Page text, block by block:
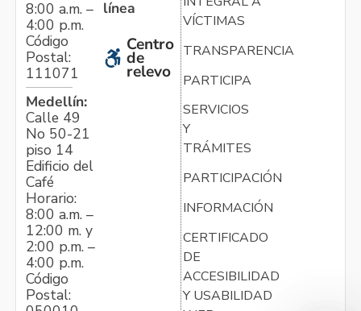
8:00 a.m. –
4:00 p.m.
Código
Postal:
111071
Medellín:
Calle 49
No 50-21
piso 14
Edificio del
Café
Horario:
8:00 a.m. –
12:00 m. y
2:00 p.m. –
4:00 p.m.
Código
Postal:
línea
Centro
de
relevo
VÍCTIMAS
TRANSPARENCIA
PARTICIPA
SERVICIOS
Y
TRÁMITES
PARTICIPACIÓN
INFORMACIÓN
CERTIFICADO
DE
ACCESIBILIDAD
Y USABILIDAD